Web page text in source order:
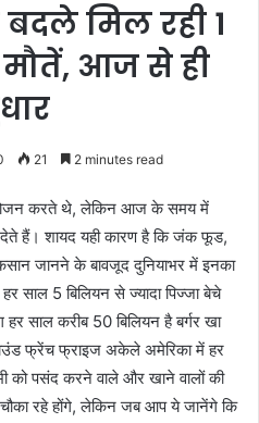
मिल रही 1
मौतें, आज से ही
21 2 minutes read
करते थे, लेकिन आज के समय में
देते हैं। शायद यही कारण है कि जंक फूड,
जानने के बावजूद दुनियाभर में इनका
साल 5 बिलियन से ज्यादा पिज्जा बेचे
साल करीब 50 बिलियन है बर्गर खा
फ्रेंच फ्राइज अकेले ​अमेरिका में हर
को पसंद करने वाले और खाने वालों की
रहे होंगे, लेकिन जब आप ये जानेंगे कि